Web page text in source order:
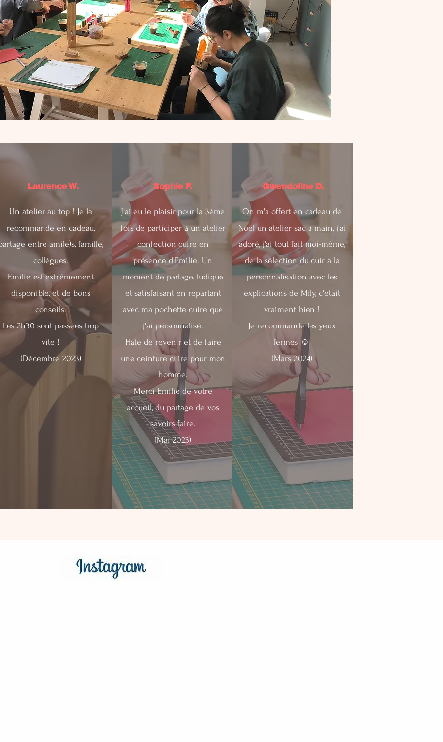
Laurence W.
Un atelier au top ! Je le
recommande en cadeau,
entre ami(e)s, famille,
collègues.
Emilie est extrêmement
disponible, et de bons
conseils.
Les 2h30 sont passées trop
vite !
(Décembre 2023)
Sophie F.
J'ai eu le plaisir pour la 3ème
fois de participer à un atelier
confection cuire en
présence d'Émilie. Un
moment de partage, ludique
et satisfaisant en repartant
avec ma pochette cuire que
j'ai personnalisé.
Hâte de revenir et de faire
une ceinture cuire pour mon
homme.
Merci Emilie de votre
accueil, du partage de vos
savoirs-faire.
(Mai 2023)
Gwendoline D.
On m'a offert en cadeau de
Noël un atelier sac à main, j'ai
adoré, j'ai tout fait moi-même,
de la sélection du cuir à la
personnalisation avec les
explications de Mily, c'était
vraiment bien !
Je recommande les yeux
fermés ☺️.
(Mars 2024)